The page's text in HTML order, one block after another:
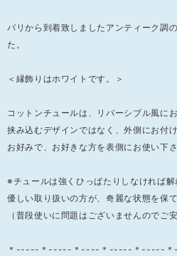
パリから到着致しましたアンティーク調
た。
＜縁飾りはホワイトです。＞
コットンチュールは、リバーシブル風に
挟み込むデザインではなく、外側にお付
お好みで、お好きな方を表側にお使い下さ
※チュールは強くひっぱたりしなければ解
優しい取り扱いの方が、奇麗な状態を保て
（普段使いに問題はございませんのでご
＊-----＊-----＊----＊-----＊-----